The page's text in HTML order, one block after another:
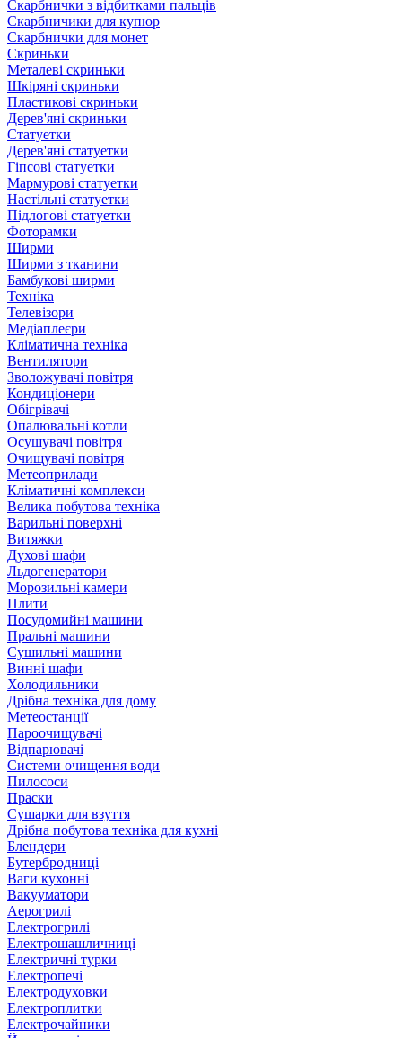
Скарбнички з відбитками пальців
Скарбничики для купюр
Скарбнички для монет
Скриньки
Металеві скриньки
Шкіряні скриньки
Пластикові скриньки
Дерев'яні скриньки
Статуетки
Дерев'яні статуетки
Гіпсові статуетки
Мармурові статуетки
Настільні статуетки
Підлогові статуетки
Фоторамки
Ширми
Ширми з тканини
Бамбукові ширми
Техніка
Телевізори
Медіаплеєри
Кліматична техніка
Вентилятори
Зволожувачі повітря
Кондиціонери
Обігрівачі
Опалювальні котли
Осушувачі повітря
Очищувачі повітря
Метеоприлади
Кліматичні комплекси
Велика побутова техніка
Варильні поверхні
Витяжки
Духові шафи
Льдогенератори
Морозильні камери
Плити
Посудомийні машини
Пральні машини
Сушильні машини
Винні шафи
Холодильники
Дрібна техніка для дому
Метеостанції
Пароочищувачі
Відпарювачі
Системи очищення води
Пилососи
Праски
Сушарки для взуття
Дрібна побутова техніка для кухні
Блендери
Бутербродниці
Ваги кухонні
Вакууматори
Аерогрилі
Електрогрилі
Електрошашличниці
Електричні турки
Електропечі
Електродуховки
Електроплитки
Електрочайники